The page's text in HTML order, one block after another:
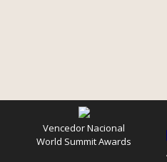
Vencedor Nacional
World Summit Awards